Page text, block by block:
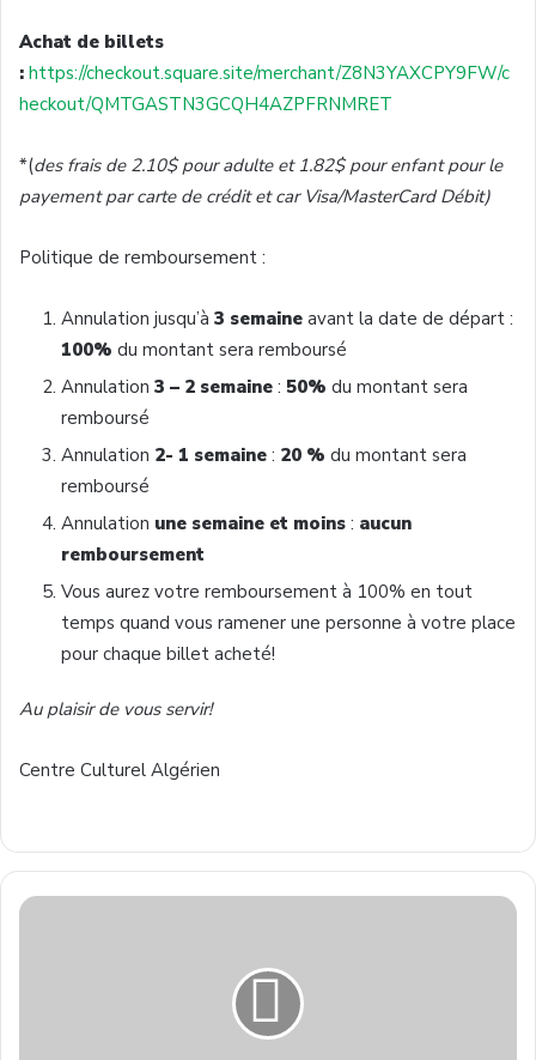
Achat de billets
: https://checkout.square.site/merchant/Z8N3YAXCPY9FW/c
heckout/QMTGASTN3GCQH4AZPFRNMRET
*(des frais de 2.10$ pour adulte et 1.82$ pour enfant pour le
payement par carte de crédit et car Visa/MasterCard Débit)
Politique de remboursement :
Annulation jusqu’à 3 semaine avant la date de départ :
100% du montant sera remboursé
Annulation 3 – 2 semaine : 50% du montant sera
remboursé
Annulation 2- 1 semaine : 20 % du montant sera
remboursé
Annulation une semaine et moins : aucun
remboursement
Vous aurez votre remboursement à 100% en tout
temps quand vous ramener une personne à votre place
pour chaque billet acheté!
Au plaisir de vous servir!
Centre Culturel Algérien